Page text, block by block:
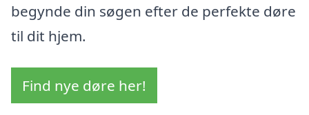
begynde din søgen efter de perfekte døre
til dit hjem.
Find nye døre her!